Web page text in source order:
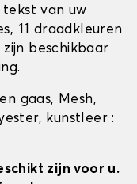
van uw
11 draadkleuren
beschikbaar
gaas, Mesh,
kunstleer :
zijn voor u.